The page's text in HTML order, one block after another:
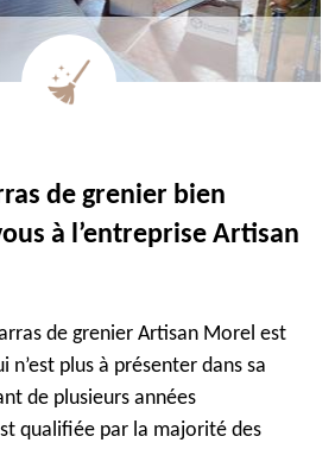
de grenier bien
à l’entreprise Artisan
de grenier Artisan Morel est
n’est plus à présenter dans sa
de plusieurs années
qualifiée par la majorité des